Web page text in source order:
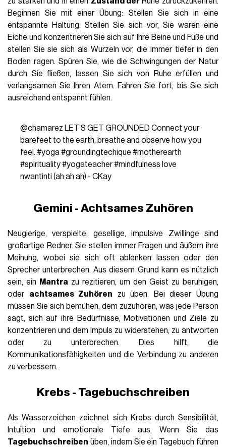
Beginnen Sie mit einer Übung: Stellen Sie sich in eine
entspannte Haltung. Stellen Sie sich vor, Sie wären eine
Eiche und konzentrieren Sie sich auf Ihre Beine und Füße und
stellen Sie sie sich als Wurzeln vor, die immer tiefer in den
Boden ragen. Spüren Sie, wie die Schwingungen der Natur
durch Sie fließen, lassen Sie sich von Ruhe erfüllen und
verlangsamen Sie Ihren Atem. Fahren Sie fort, bis Sie sich
ausreichend entspannt fühlen.
@chamarez LET’S GET GROUNDED Connect your
barefeet to the earth, breathe and observe how you
feel. #yoga#groundingtechique #motherearth
#spirituality#yogateacher#mindfulness love
nwantinti (ah ah ah) - CKay
Gemini - Achtsames Zuhören
Neugierige, verspielte, gesellige, impulsive Zwillinge sind
großartige Redner. Sie stellen immer Fragen und äußern ihre
Meinung, wobei sie sich oft ablenken lassen oder den
Sprecher unterbrechen. Aus diesem Grund kann es nützlich
sein, ein
Mantra zu rezitieren, um den Geist zu beruhigen,
oder achtsames Zuhören zu üben. Bei dieser Übung
müssen Sie sich bemühen, dem zuzuhören, was jede Person
sagt, sich auf ihre Bedürfnisse, Motivationen und Ziele zu
konzentrieren und dem Impuls zu widerstehen, zu antworten
oder zu unterbrechen. Dies hilft, die
Kommunikationsfähigkeiten und die Verbindung zu anderen
zu verbessern.
Krebs - Tagebuchschreiben
Als Wasserzeichen zeichnet sich Krebs durch Sensibilität,
Intuition und emotionale Tiefe aus. Wenn Sie das
Tagebuchschreiben üben, indem Sie ein Tagebuch führen